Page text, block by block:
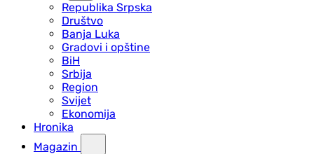
Republika Srpska
Društvo
Banja Luka
Gradovi i opštine
BiH
Srbija
Region
Svijet
Ekonomija
Hronika
Magazin